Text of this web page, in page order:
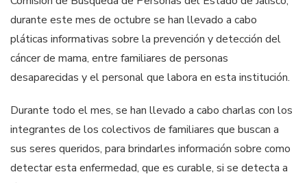
durante este mes de octubre se han llevado a cabo
pláticas informativas sobre la prevención y detección del
cáncer de mama, entre familiares de personas
desaparecidas y el personal que labora en esta institución.
Durante todo el mes, se han llevado a cabo charlas con los
integrantes de los colectivos de familiares que buscan a
sus seres queridos, para brindarles información sobre como
detectar esta enfermedad, que es curable, si se detecta a